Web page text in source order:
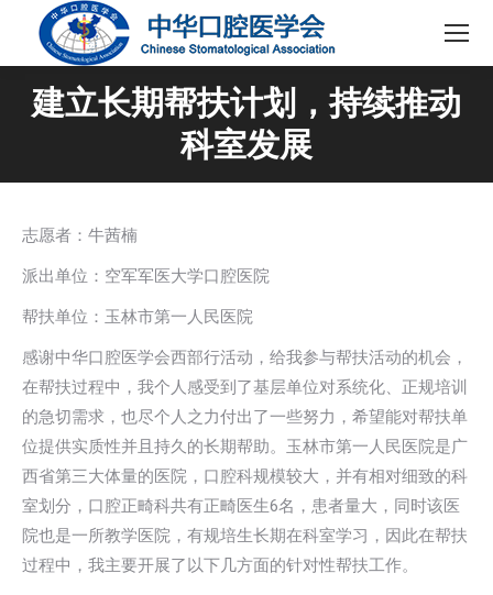
建立长期帮扶计划，持续推动
科室发展
志愿者：牛茜楠
派出单位：空军军医大学口腔医院
帮扶单位：玉林市第一人民医院
感谢中华口腔医学会西部行活动，给我参与帮扶活动的机会，
在帮扶过程中，我个人感受到了基层单位对系统化、正规培训
的急切需求，也尽个人之力付出了一些努力，希望能对帮扶单
位提供实质性并且持久的长期帮助。玉林市第一人民医院是广
西省第三大体量的医院，口腔科规模较大，并有相对细致的科
室划分，口腔正畸科共有正畸医生6名，患者量大，同时该医
院也是一所教学医院，有规培生长期在科室学习，因此在帮扶
过程中，我主要开展了以下几方面的针对性帮扶工作。